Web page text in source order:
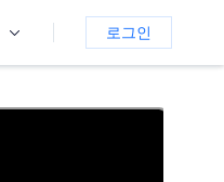
로그인